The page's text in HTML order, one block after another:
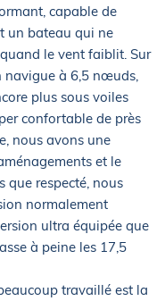
capable de
un bateau qui ne
le vent faiblit. Sur
navigue à 6,5 nœuds,
plus sous voiles
confortable de près
nous avons une
et le
que respecté, nous
normalement
ultra équipée que
à peine les 17,5
travaillé est la